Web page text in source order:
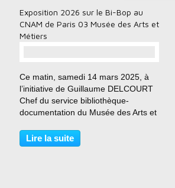
Exposition 2026 sur le Bi-Bop au
CNAM de Paris 03 Musée des Arts et
Métiers
Ce matin, samedi 14 mars 2025, à
l’initiative de Guillaume DELCOURT
Chef du service bibliothèque-
documentation du Musée des Arts et
petit moment au CNAM dans le
cadre d’une exposition temporaire
Lire la suite